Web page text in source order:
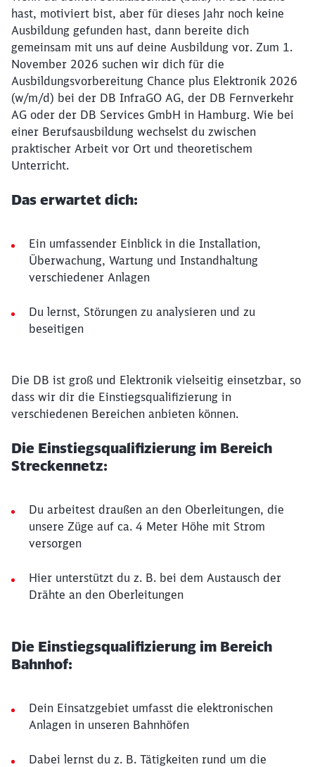
hast, motiviert bist, aber für dieses Jahr noch keine
Ausbildung gefunden hast, dann bereite dich
gemeinsam mit uns auf deine Ausbildung vor. Zum 1.
November 2026 suchen wir dich für die
Ausbildungsvorbereitung Chance plus Elektronik 2026
(w/m/d) bei der DB InfraGO AG, der DB Fernverkehr
AG oder der DB Services GmbH in Hamburg. Wie bei
einer Berufsausbildung wechselst du zwischen
praktischer Arbeit vor Ort und theoretischem
Unterricht.
Das erwartet dich:
Ein umfassender Einblick in die Installation,
Überwachung, Wartung und Instandhaltung
verschiedener Anlagen
Du lernst, Störungen zu analysieren und zu
beseitigen
Die DB ist groß und Elektronik vielseitig einsetzbar, so
dass wir dir die Einstiegsqualifizierung in
verschiedenen Bereichen anbieten können.
Die Einstiegsqualifizierung im Bereich
Streckennetz:
Du arbeitest draußen an den Oberleitungen, die
unsere Züge auf ca. 4 Meter Höhe mit Strom
versorgen
Hier unterstützt du z. B. bei dem Austausch der
Drähte an den Oberleitungen
Die Einstiegsqualifizierung im Bereich
Bahnhof:
Dein Einsatzgebiet umfasst die elektronischen
Anlagen in unseren Bahnhöfen
Dabei lernst du z. B. Tätigkeiten rund um die